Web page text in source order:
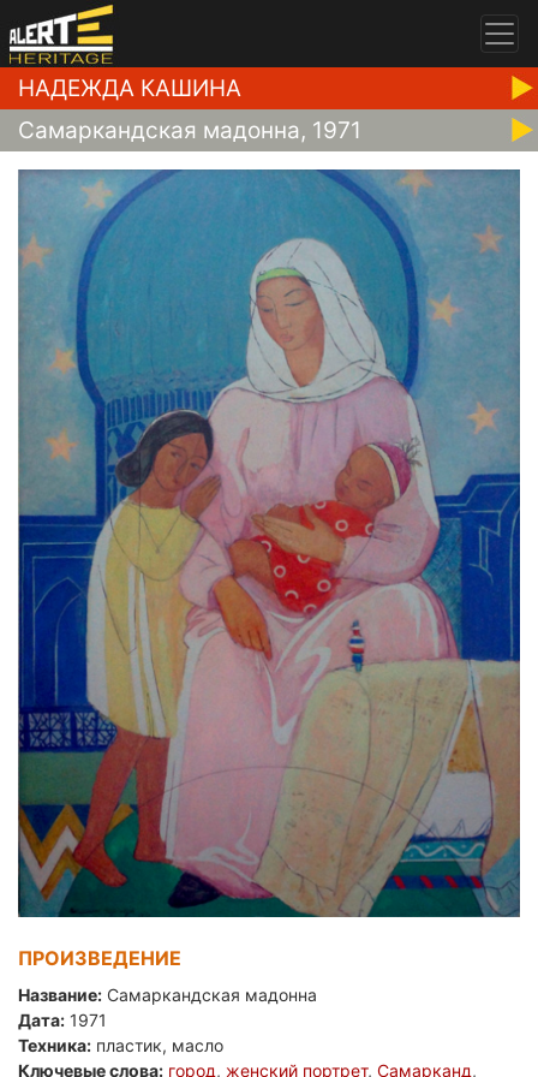
НАДЕЖДА КАШИНА
Самаркандская мадонна, 1971
ПРОИЗВЕДЕНИЕ
Название: Самаркандская мадонна
Дата: 1971
Техника: пластик, масло
Ключевые слова: город, женский портрет, Самарканд,